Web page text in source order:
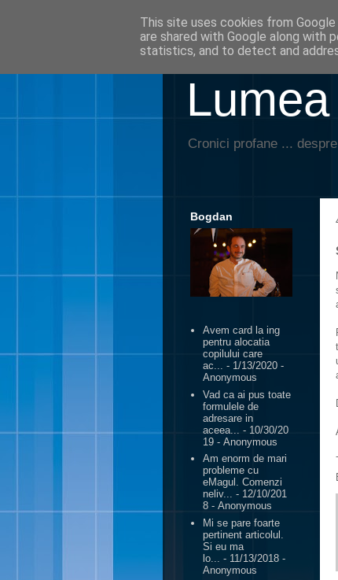
Cronici profane ...
-
Bogdan
Avem card la ing
pentru alocatia
copilului care
ac... - 1/13/2020 -
Anonymous
Vad ca ai pus toate
formulele de
adresare in
aceea...
- 10/30/20
19 - Anonymous
Am enorm de mari
probleme cu
eMagul. Comenzi
neliv... - 12/10/201
8 - Anonymous
Mi se pare foarte
pertinent articolul.
Si eu ma
lo...
- 11/13/2018 -
Anonymous
This site uses cookies from
are shared with Google along with
statistics, and to detect and